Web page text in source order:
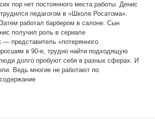
пор нет постоянного места работы. Денис
педагогом в «Школе Росатома».
работал барбером в салоне. Сын
получил роль в сериале
представитель «потерянного
в 90-е, трудно найти подходящую
долго пробуют себя в разных сферах. И
Ведь многие не работают по